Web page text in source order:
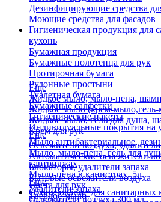
Дезинфицирующие средства
Моющие средства для фасадов
Гигиеническая продукция для
кухонь
Бумажная продукция
Бумажные полотенца для рук
Протирочная бумага
Рулонные простыни
Туалетная бумага
Бумажные салфетки
Гигиенические пакеты
Индивидуальные покрытия на
Еще
Жидкое мыло, мыло-пена,
Жидкое мыло (крем-мыло,гель-
Жидкое мыло, гель для душа,
Крем для рук
Мыло антибактериальное,
Мыло, мыло-пена, гель для
картриджах
Мыло-пена в канистрах, 5л
Паста для рук
Твердое мыло
Еще
Освежители воздуха,
Автоматические освежители
Блокаторы, удалители запаха
Бытовые освежители воздуха
Удалители запаха
Освежители воздуха 300 мл
Еще
Оборудование для санитарных